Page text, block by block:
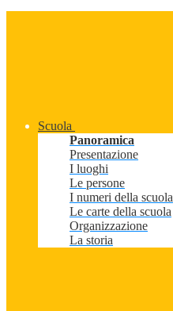
Scuola
Panoramica
Presentazione
I luoghi
Le persone
I numeri della scuola
Le carte della scuola
Organizzazione
La storia